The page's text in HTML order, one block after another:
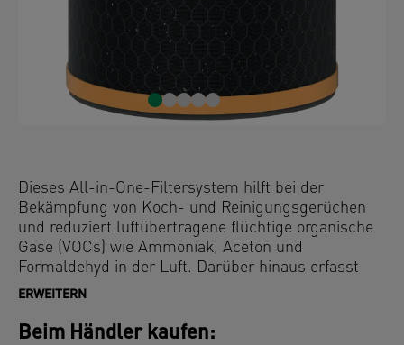
Dieses All-in-One-Filtersystem hilft bei der
Bekämpfung von Koch- und Reinigungsgerüchen
und reduziert luftübertragene flüchtige organische
Gase (VOCs) wie Ammoniak, Aceton und
Formaldehyd in der Luft. Darüber hinaus erfasst
der HEPA-Filter 99,97 % der üblichen Schadstoffe
Filterstufen zur Abwehr von Gerüchen und
ERWEITERN
Beim Händler kaufen: